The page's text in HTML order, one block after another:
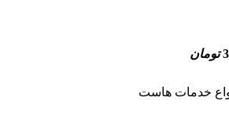
تومان
خدمات هاست